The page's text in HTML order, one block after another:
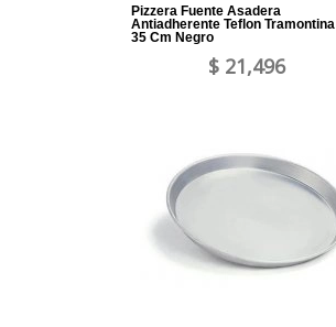
Pizzera Fuente Asadera
Antiadherente Teflon Tramontina
35 Cm Negro
$ 21,496